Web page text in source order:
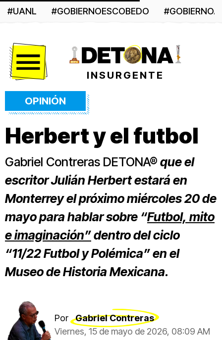
#UANL #GOBIERNOESCOBEDO
INSURGENTE
OPINIÓN
Herbert y el futbol
Gabriel Contreras DETONA® que el
escritor Julián Herbert estará en
Monterrey el próximo miércoles 20 de
mayo para hablar sobre “Futbol, mito
e imaginación”dentro del ciclo
“11/22 Futbol y Polémica” en el
Museo de Historia Mexicana.
Por
Gabriel Contreras
Viernes, 15 de mayo de 2026, 08:09 AM